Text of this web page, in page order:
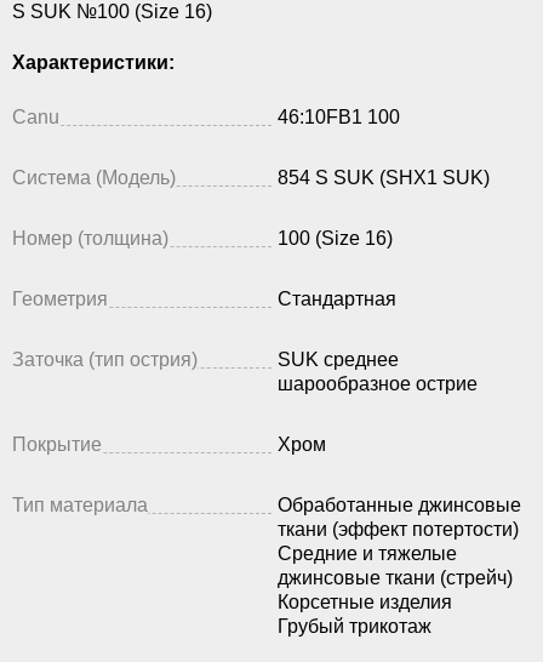
S SUK №100 (Size 16)
Характеристики:
Canu 46:10FB1 100
Система (Модель) 854 S SUK (SHX1 SUK)
Номер (толщина) 100 (Size 16)
Геометрия Стандартная
Заточка (тип острия)
SUK среднее
шарообразное острие
Покрытие Хром
Тип материала
Обработанные джинсовые
ткани (эффект потертости)
Средние и тяжелые
джинсовые ткани (стрейч)
Корсетные изделия
Грубый трикотаж